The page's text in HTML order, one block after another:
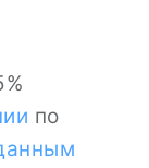
по